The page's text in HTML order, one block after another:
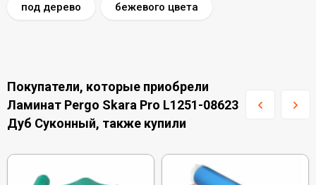
под дерево бежевого цвета
Покупатели, которые приобрели
Ламинат Pergo Skara Pro L1251-08623
Дуб Суконный, также купили